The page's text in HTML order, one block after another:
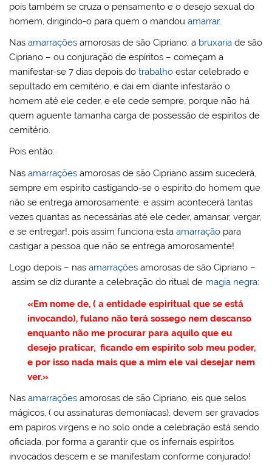
pois também se cruza o pensamento e o desejo sexual do
homem, dirigindo-o para quem o mandouamarrar.
Nasamarrações amorosas de são Cipriano, a bruxaria de são
Cipriano – ou conjuração de espíritos – começam a
manifestar-se 7 dias depois dotrabalho estar celebrado e
sepultado em cemitério, e dai em diante infestarão o
homem até ele ceder, e ele cede sempre, porque não há
quem aguente tamanha carga de possessão de espíritos de
cemitério.
Pois então:
Nasamarrações amorosas de são Cipriano assim sucederá,
sempre em espirito castigando-se o espirito do homem que
não se entrega amorosamente, e assim acontecerá tantas
vezes quantas as necessárias até ele ceder, amansar, vergar,
e se entregar!, pois assim funciona estaamarração para
castigar a pessoa que não se entrega amorosamente!
Logo depois – nasamarrações amorosas de são Cipriano –
assim se diz durante a celebração do ritual de magia negra:
«Em nome de, ( a entidade espiritual que se está
invocando), fulano não terá sossego nem descanso
enquanto não me procurar para aquilo que eu
desejo praticar, ficando em espirito sob meu poder,
e por isso nada mais que a mim ele vai desejar nem
ver.»
Nasamarrações amorosas de são Cipriano, eis que selos
mágicos, ( ou assinaturas demoníacas), devem ser gravados
em papiros virgens e no solo onde a celebração está sendo
oficiada, por forma a garantir que os infernais espíritos
invocados descem e se manifestam conforme conjurado!